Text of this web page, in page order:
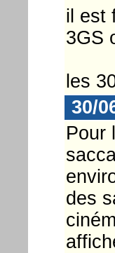
il est
3GS
les
30/
Pour
des